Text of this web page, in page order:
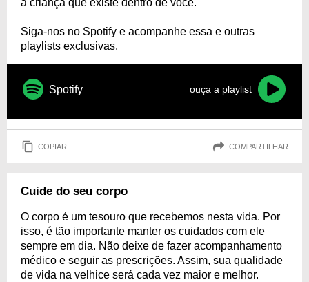
a criança que existe dentro de você.
Siga-nos no Spotify e acompanhe essa e outras
playlists exclusivas.
Spotify ouça a playlist
COPIAR COMPARTILHAR
Cuide do seu corpo
O corpo é um tesouro que recebemos nesta vida. Por
isso, é tão importante manter os cuidados com ele
sempre em dia. Não deixe de fazer acompanhamento
médico e seguir as prescrições. Assim, sua qualidade
de vida na velhice será cada vez maior e melhor.